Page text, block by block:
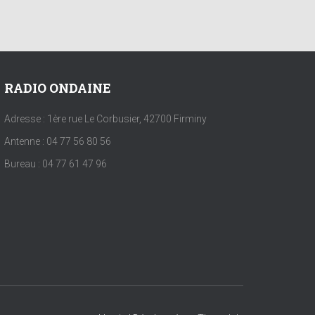
RADIO ONDAINE
Adresse : 1ère rue Le Corbusier, 42700 Firminy
Antenne : 04 77 56 80 56
Bureau : 04 77 61 47 96